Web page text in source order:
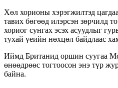
Хөл хорионы хэрэгжилтэд
тавих бөгөөд илэрсэн зөрчилд
хориог сунгах эсэх асуудлыг
тухай үеийн нөхцөл байдлаас
Иймд Британид оршин суугаа
өнөөдрөөс тогтоосон энэ түр
байна.